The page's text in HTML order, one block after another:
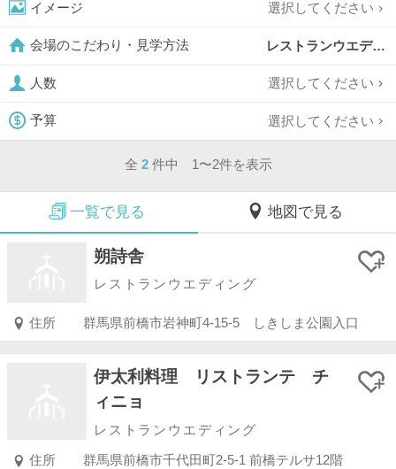
イメージ 選択してください
会場のこだわり・見学方法 レストランウエディング,
人数 選択してください
予算 選択してください
全 2 件中 1〜2件を表示
一覧で見る 地図で見る
朔詩舎
レストランウエディング
住所 群馬県前橋市岩神町4-15-5 しきしま公園入口
伊太利料理 リストランテ チ
ィニョ
レストランウエディング
住所 群馬県前橋市千代田町2-5-1 前橋テルサ12階